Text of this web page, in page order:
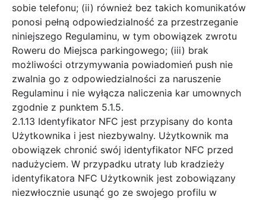
sobie telefonu; (ii) również bez takich komunikatów
ponosi pełną odpowiedzialność za przestrzeganie
niniejszego Regulaminu, w tym obowiązek zwrotu
Roweru do Miejsca parkingowego; (iii) brak
możliwości otrzymywania powiadomień push nie
zwalnia go z odpowiedzialności za naruszenie
Regulaminu i nie wyłącza naliczenia kar umownych
zgodnie z punktem 5.1.5.
2.1.13 Identyfikator NFC jest przypisany do konta
Użytkownika i jest niezbywalny. Użytkownik ma
obowiązek chronić swój identyfikator NFC przed
nadużyciem. W przypadku utraty lub kradzieży
identyfikatora NFC Użytkownik jest zobowiązany
niezwłocznie usunąć go ze swojego profilu w